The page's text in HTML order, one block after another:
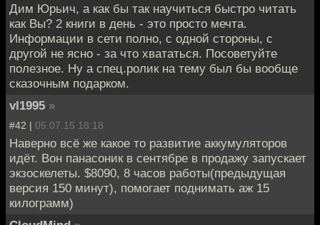
Дим Юрьич, а как бы так научиться быстро читать
как Вы? 2 книги в день - это просто мечта.
Информации в сети полно, с одной стороны, с
другой не ясно - за что хвататься. Посоветуйте
полезное. Ну а спец.ролик на тему был бы вообще
сказочным подарком.
vl1995 »
#42 | 05.07.15 18:18
Наверно всё же какое то развитие аккумуляторов
идёт. Вон панасоник в сентябре в продажу запускает
экзоскелеты. $8090, 8 часов работы(предыдущая
версия 150 минут), помогает поднимать аж 15
килограмм)